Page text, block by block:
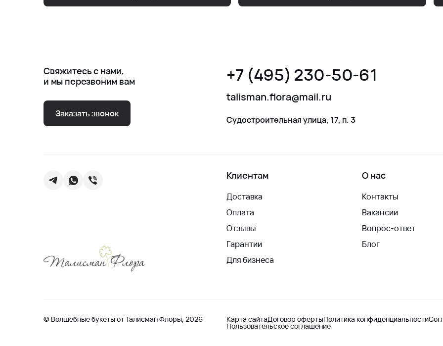
Свяжитесь с нами,
и мы перезвоним вам
Заказать звонок
+7 (495) 230-50-61
talisman.flora@mail.ru
Судостроительная улица, 17, п. 3
Клиентам
Доставка
Оплата
Отзывы
Гарантии
Для бизнеса
О нас
Контакты
Вакансии
Вопрос-ответ
Блог
© Волшебные букеты от Талисман Флоры, 2026 Карта сайтаДоговор офертыПолитика конфиденциальности
Пользовательское соглашение